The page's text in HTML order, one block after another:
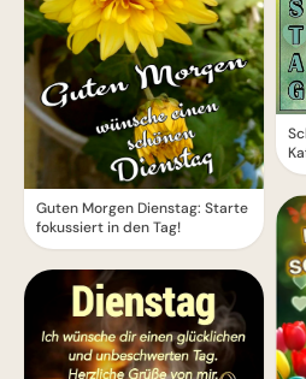
Guten Morgen Dienstag: Starte
fokussiert in den Tag!